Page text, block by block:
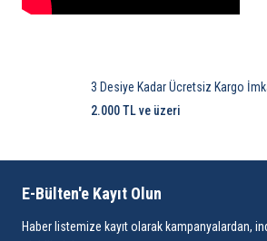
3 Desiye Kadar Ücretsiz Kargo
2.000 TL ve üzeri
E-Bülten'e Kayıt Olun
Haber listemize kayıt olarak kampanyalardan,